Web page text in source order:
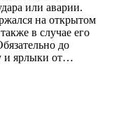
или аварии.
на открытом
в случае его
до
и ярлыки от…